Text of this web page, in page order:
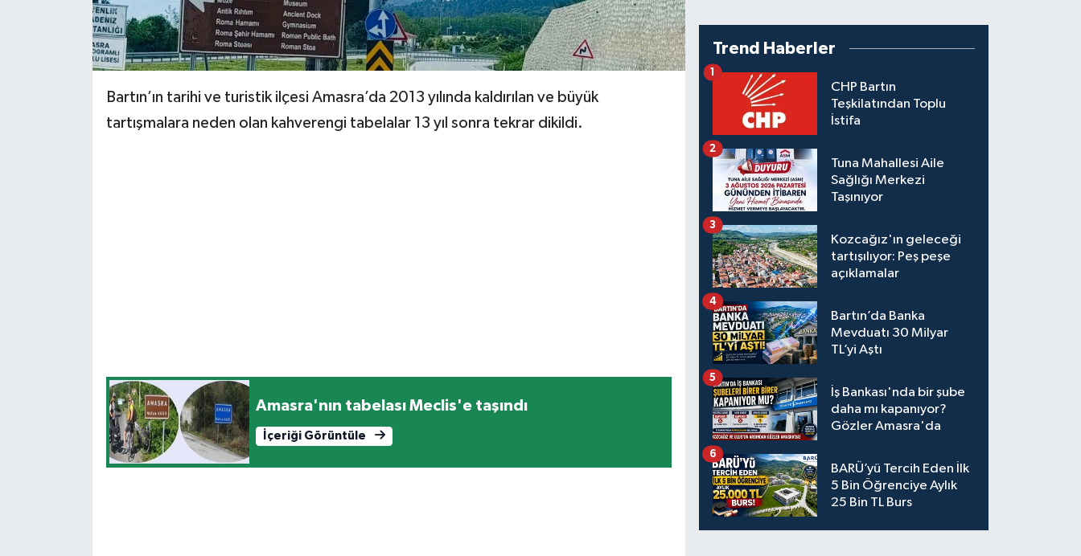
Bartın’ın tarihi ve turistik ilçesi Amasra’da 2013 yılında kaldırılan ve büyük
tartışmalara neden olan kahverengi tabelalar 13 yıl sonra tekrar dikildi.
Amasra'nın tabelası Meclis'e taşındı
İçeriği Görüntüle
Trend Haberler
CHP Bartın
Teşkilatından Toplu
İstifa
1
Tuna Mahallesi Aile
Sağlığı Merkezi
Taşınıyor
2
Kozcağız'ın geleceği
tartışılıyor: Peş peşe
açıklamalar
3
Bartın’da Banka
Mevduatı 30 Milyar
TL’yi Aştı
4
İş Bankası'nda bir şube
daha mı kapanıyor?
Gözler Amasra'da
5
BARÜ’yü Tercih Eden İlk
5 Bin Öğrenciye Aylık
25 Bin TL Burs
6
Yerel Yönetimler